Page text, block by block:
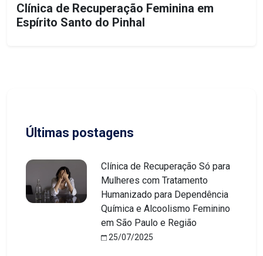
Clínica de Recuperação Feminina em
Espírito Santo do Pinhal
Últimas postagens
Clínica de Recuperação Só para
Mulheres com Tratamento
Humanizado para Dependência
Química e Alcoolismo Feminino
em São Paulo e Região
25/07/2025